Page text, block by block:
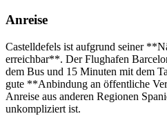
Anreise
Castelldefels ist aufgrund seiner
erreichbar**. Der Flughafen
dem Bus und 15 Minuten mit dem
gute **Anbindung an öffentliche
Anreise aus anderen Regionen
unkompliziert ist.